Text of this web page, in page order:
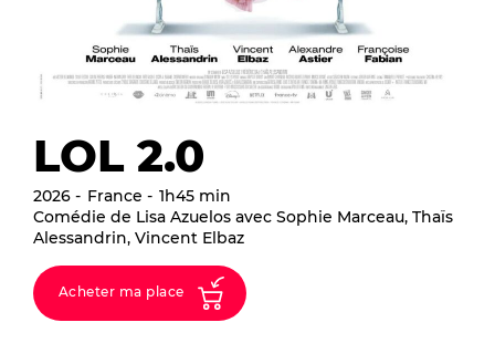
LOL 2.0
2026 France
1h45 min
Comédie de Lisa Azuelos avec Sophie Marceau, Thaïs
Alessandrin, Vincent Elbaz
Acheter ma place